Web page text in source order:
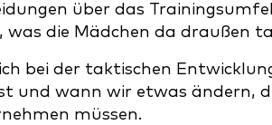
über das
die Mädchen da draußen
bei der taktischen
und wann wir etwas ändern,
müssen.